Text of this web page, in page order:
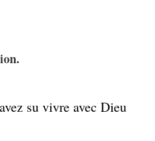
su vivre avec Dieu